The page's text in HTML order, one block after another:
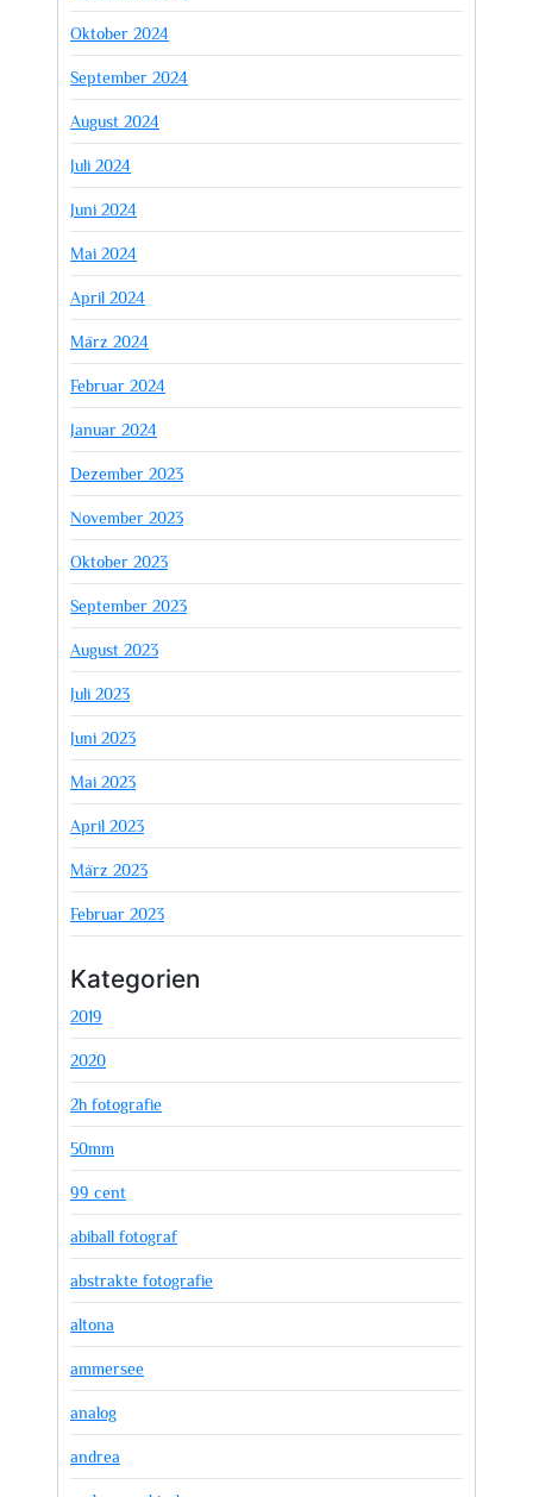
Oktober 2024
September 2024
August 2024
Juli 2024
Juni 2024
Mai 2024
April 2024
März 2024
Februar 2024
Januar 2024
Dezember 2023
November 2023
Oktober 2023
September 2023
August 2023
Juli 2023
Juni 2023
Mai 2023
April 2023
März 2023
Februar 2023
Kategorien
2019
2020
2h fotografie
50mm
99 cent
abiball fotograf
abstrakte fotografie
altona
ammersee
analog
andrea